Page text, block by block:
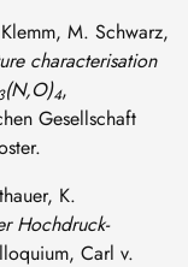
M. Schwarz,
characterisation
(N,O)4,
Gesellschaft
K.
Hochdruck-
Carl v.